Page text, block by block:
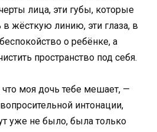
лица, эти губы, которые
жёсткую линию, эти глаза, в
о ребёнке, а
пространство под себя.
моя дочь тебе мешает, —
интонации,
уже не было, была только